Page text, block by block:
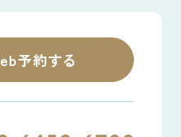
予約する